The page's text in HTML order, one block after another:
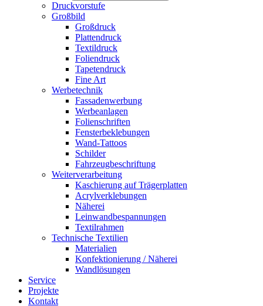
Druckvorstufe
Großbild
Großdruck
Plattendruck
Textildruck
Foliendruck
Tapetendruck
Fine Art
Werbetechnik
Fassadenwerbung
Werbeanlagen
Folienschriften
Fensterbeklebungen
Wand-Tattoos
Schilder
Fahrzeugbeschriftung
Weiterverarbeitung
Kaschierung auf Trägerplatten
Acrylverklebungen
Näherei
Leinwandbespannungen
Textilrahmen
Technische Textilien
Materialien
Konfektionierung / Näherei
Wandlösungen
Service
Projekte
Kontakt